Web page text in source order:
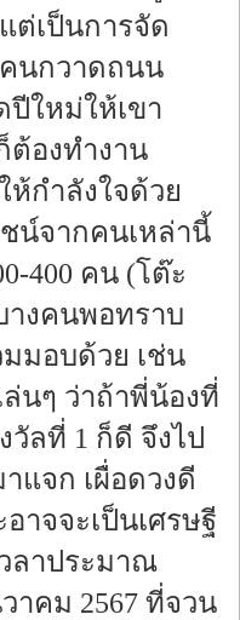
ต่เป็นการจัด
คนกวาดถนน
ปีใหม่ให้เขา
ต้องทำงาน
กําลังใจด้วย
ชน์จากคนเหล่านี้
400 คน (โต๊ะ
างคนพอทราบ
มอบด้วย เช่น
นๆ ว่าถ้าพี่น้องที่
วัลที่ 1 ก็ดี จึงไป
แจก เผื่อดวงดี
าจจะเป็นเศรษฐี
ลาประมาณ
าคม 2567 ที่จวน